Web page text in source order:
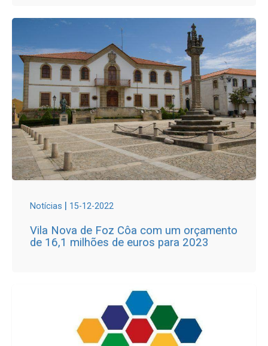
Notícias | 15-12-2022
Vila Nova de Foz Côa com um orçamento
de 16,1 milhões de euros para 2023